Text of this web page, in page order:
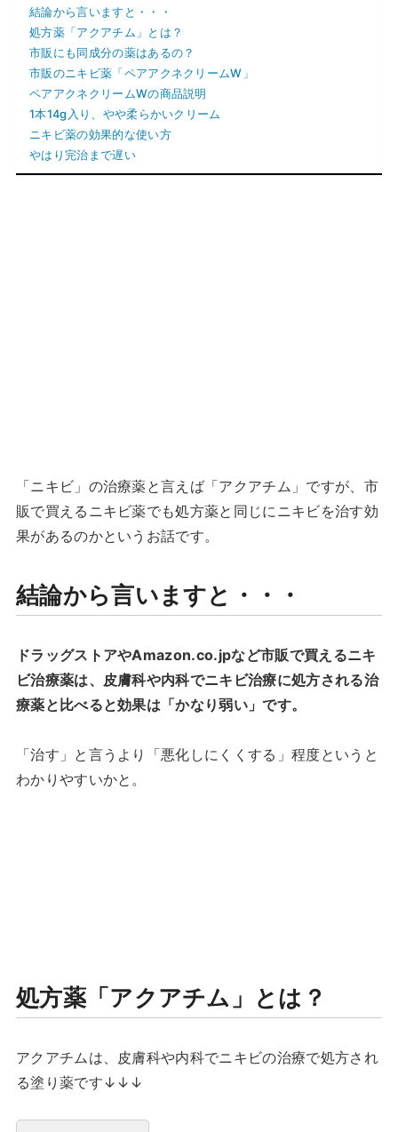
結論から言いますと・・・
処方薬「アクアチム」とは？
市販にも同成分の薬はあるの？
市販のニキビ薬「ペアアクネクリームW」
ペアアクネクリームWの商品説明
1本14g入り、やや柔らかいクリーム
ニキビ薬の効果的な使い方
やはり完治まで遅い
「ニキビ」の治療薬と言えば「アクアチム」ですが、市
販で買えるニキビ薬でも処方薬と同じにニキビを治す効
果があるのかというお話です。
結論から言いますと・・・
ドラッグストアやAmazon.co.jpなど市販で買えるニキ
ビ治療薬は、皮膚科や内科でニキビ治療に処方される治
療薬と比べると効果は「かなり弱い」です。
「治す」と言うより「悪化しにくくする」程度というと
わかりやすいかと。
処方薬「アクアチム」とは？
アクアチムは、皮膚科や内科でニキビの治療で処方され
る塗り薬です↓↓↓